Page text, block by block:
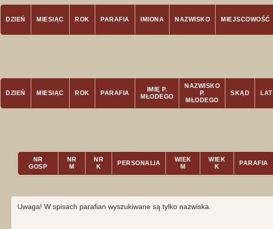
DZIEŃ MIESIĄC ROK PARAFIA IMIONA NAZWISKO MIEJSCOWOŚĆ
DZIEŃ MIESIĄC ROK PARAFIA
IMIĘ P.
MŁODEGO
NAZWISKO
P.
MŁODEGO
SKĄD LAT
NR
GOSP
NR
M
NR
K
PERSONALIA
WIEK
M
WIEK
K
PARAFIA
Uwaga! W spisach parafian wyszukiwane są tylko nazwiska.